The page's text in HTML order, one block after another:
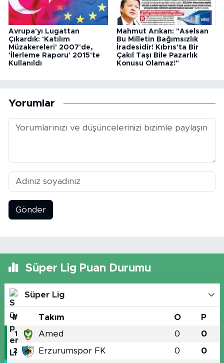
Avrupa'yı Lugattan
Çıkardık: 'Katılım
Müzakereleri' 2007'de,
'İlerleme Raporu' 2015'te
Kullanıldı
Mahmut Arıkan: "Aselsan
Bu Milletin Bağımsızlık
İradesidir! Kıbrıs'ta Bir
Çakıl Taşı Bile Pazarlık
Konusu Olamaz!"
Yorumlar
Gönder
Süper Lig Puan Durumu
Süper Lig
# Takım O P
1 Amed 0 0
2 Erzurumspor FK 0 0